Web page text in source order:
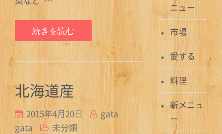
続きを読む
北海道産
2015年4月20日
gata
gata
未分類
ニュー
市場
愛する
料理
新メニュ
ー